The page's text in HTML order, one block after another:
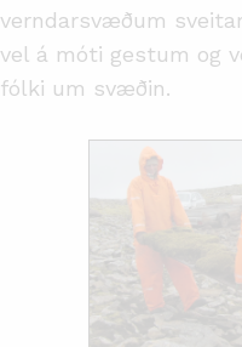
verndarsvæðum
vel á móti gestum og
fólki um svæðin.